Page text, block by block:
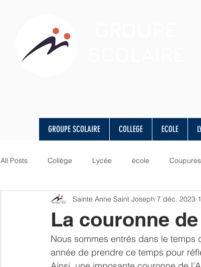
All Posts Collège Lycée école
Art langues lettres valeurs
Newsletter parents Résultats Voyage
La couronne
Sainte Anne Saint Joseph 7 déc. 2023
Nous sommes entrés dans le temps
année de prendre ce temps pour
GROUPE SCOLAIRE COLLEGE ECOLE